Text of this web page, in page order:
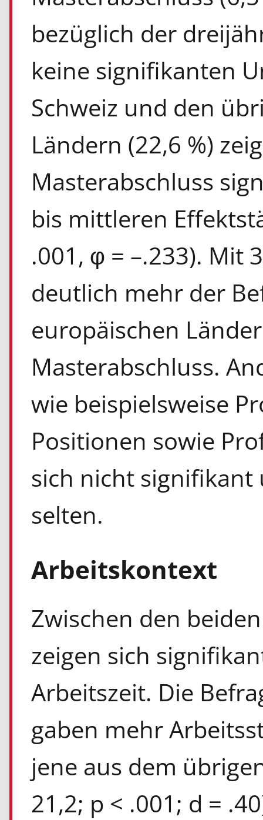
bezüglich der
keine signifikanten
Schweiz und den
Ländern (22,6 %)
Masterabschluss
bis mittleren
.001, φ = –.233). Mit
deutlich mehr der
europäischen
Masterabschluss.
wie beispielsweise
Positionen sowie
sich nicht
selten.
Arbeitskontext
Zwischen den
zeigen sich
Arbeitszeit. Die
gaben mehr
jene aus dem
21,2; p < .001; d =